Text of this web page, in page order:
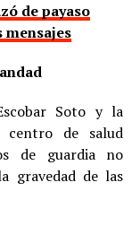
de payaso
mensajes
Soto y la
centro de salud
de guardia no
gravedad de las